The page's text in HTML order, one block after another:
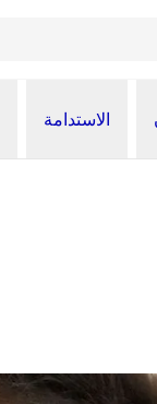
الاستدامة